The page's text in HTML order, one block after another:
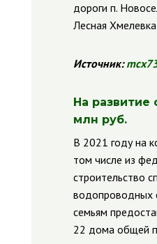
дороги п.
Лесная
Источник:
На развитие
млн руб.
В 2021 году на
том числе из
строительство
водопроводных
семьям
22 дома общей